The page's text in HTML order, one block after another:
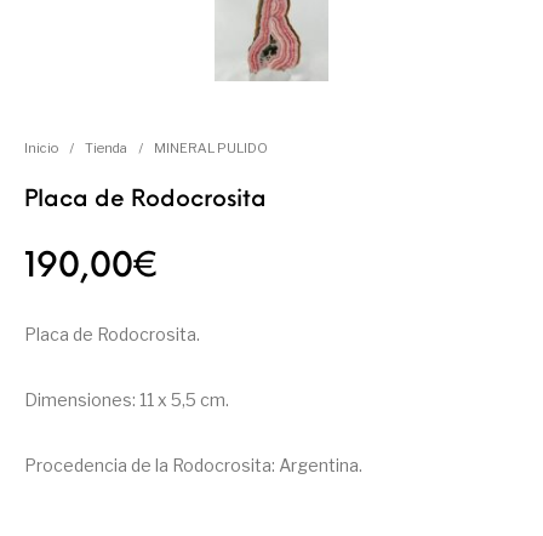
Inicio / Tienda / MINERAL PULIDO
Placa de Rodocrosita
190,00€
Placa de Rodocrosita.
Dimensiones: 11 x 5,5 cm.
Procedencia de la Rodocrosita: Argentina.